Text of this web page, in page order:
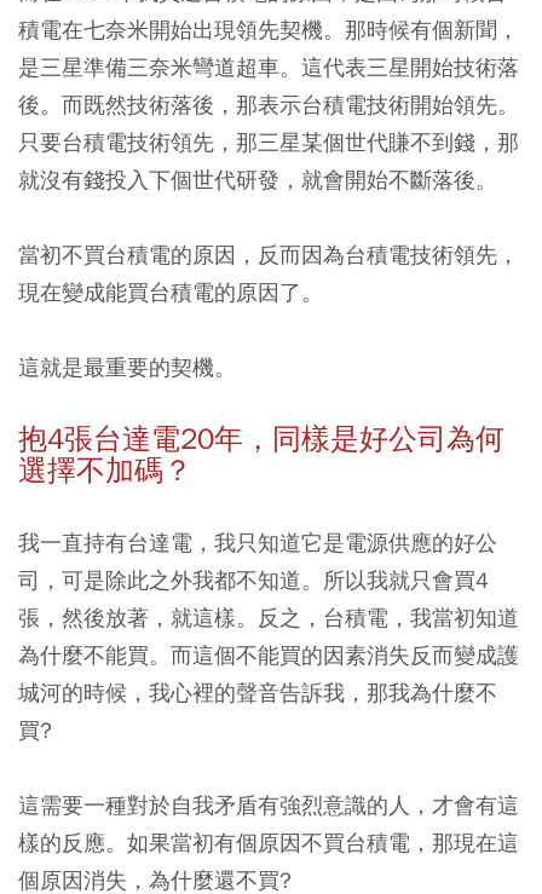
積電在七奈米開始出現領先契機。那時候有個新聞，
是三星準備三奈米彎道超車。這代表三星開始技術落
後。而既然技術落後，那表示台積電技術開始領先。
只要台積電技術領先，那三星某個世代賺不到錢，那
就沒有錢投入下個世代研發，就會開始不斷落後。
當初不買台積電的原因，反而因為台積電技術領先，
現在變成能買台積電的原因了。
這就是最重要的契機。
抱4張台達電20年，同樣是好公司為何
選擇不加碼？
我一直持有台達電，我只知道它是電源供應的好公
司，可是除此之外我都不知道。所以我就只會買4
張，然後放著，就這樣。反之，台積電，我當初知道
為什麼不能買。而這個不能買的因素消失反而變成護
城河的時候，我心裡的聲音告訴我，那我為什麼不
買?
這需要一種對於自我矛盾有強烈意識的人，才會有這
樣的反應。如果當初有個原因不買台積電，那現在這
個原因消失，為什麼還不買?